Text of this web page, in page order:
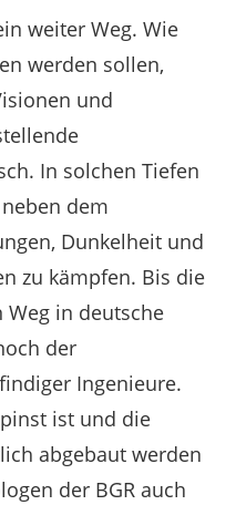
weiter Weg. Wie
werden sollen,
und
In solchen Tiefen
dem
Dunkelheit und
zu kämpfen. Bis die
in deutsche
der
Ingenieure.
ist und die
abgebaut werden
der BGR auch